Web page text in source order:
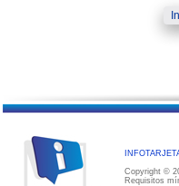
Copyright ©
Requisitos